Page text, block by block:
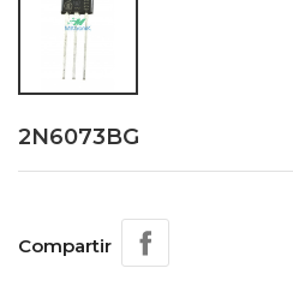
2N6073BG
Compartir